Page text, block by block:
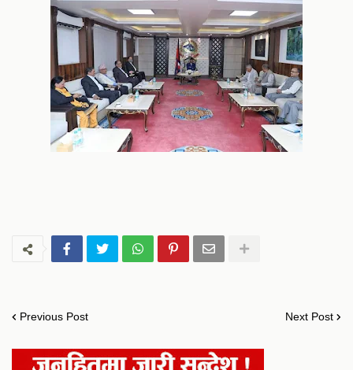
Previous Post Next Post